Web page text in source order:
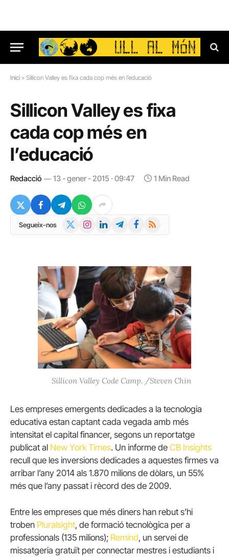
Inici » Sillicon Valley es fixa cada cop més en l’educació
Sillicon Valley es fixa
cada cop més en
l’educació
Redacció 13 - gener - 2015 · 09:47 1 Min Read
Segueix-nos InstagramLinkedInTelegramFacebook
RSS
Sillicon Valley Code Camp. /Steven Chin
Les empreses emergents dedicades a la tecnologia
educativa estan captant cada vegada amb més
intensitat el capital financer, segons un reportatge
publicat al New York Times. Un informe de CB Insights
recull que les inversions dedicades a aquestes firmes va
arribar l’any 2014 als 1.870 milions de dòlars, un 55%
més que l’any passat i rècord des de 2009.
Entre les empreses que més diners han rebut s’hi
troben Pluralsight, de formació tecnològica per a
professionals (135 milions); Remind, un servei de
missatgeria gratuït per connectar mestres i estudiants i